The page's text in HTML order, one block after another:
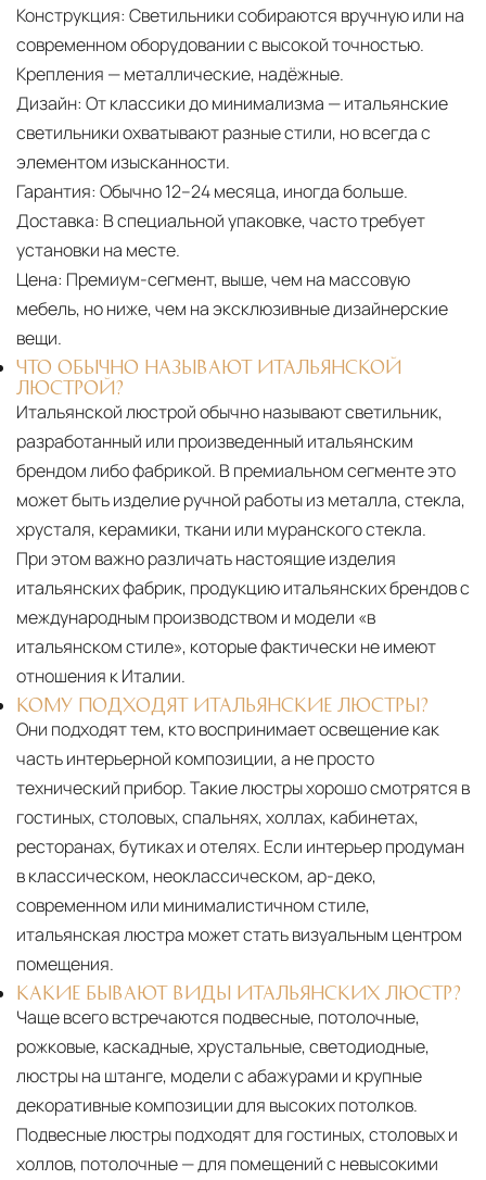
Конструкция: Светильники собираются вручную или на
современном оборудовании с высокой точностью.
Крепления — металлические, надёжные.
Дизайн: От классики до минимализма — итальянские
светильники охватывают разные стили, но всегда с
элементом изысканности.
Гарантия: Обычно 12–24 месяца, иногда больше.
Доставка: В специальной упаковке, часто требует
установки на месте.
Цена: Премиум-сегмент, выше, чем на массовую
мебель, но ниже, чем на эксклюзивные дизайнерские
вещи.
ЧТО ОБЫЧНО НАЗЫВАЮТ ИТАЛЬЯНСКОЙ
ЛЮСТРОЙ?
Итальянской люстрой обычно называют светильник,
разработанный или произведенный итальянским
брендом либо фабрикой. В премиальном сегменте это
может быть изделие ручной работы из металла, стекла,
хрусталя, керамики, ткани или муранского стекла.
При этом важно различать настоящие изделия
итальянских фабрик, продукцию итальянских брендов с
международным производством и модели «в
итальянском стиле», которые фактически не имеют
отношения к Италии.
КОМУ ПОДХОДЯТ ИТАЛЬЯНСКИЕ ЛЮСТРЫ?
Они подходят тем, кто воспринимает освещение как
часть интерьерной композиции, а не просто
технический прибор. Такие люстры хорошо смотрятся в
гостиных, столовых, спальнях, холлах, кабинетах,
ресторанах, бутиках и отелях. Если интерьер продуман
в классическом, неоклассическом, ар-деко,
современном или минималистичном стиле,
итальянская люстра может стать визуальным центром
помещения.
КАКИЕ БЫВАЮТ ВИДЫ ИТАЛЬЯНСКИХ ЛЮСТР?
Чаще всего встречаются подвесные, потолочные,
рожковые, каскадные, хрустальные, светодиодные,
люстры на штанге, модели с абажурами и крупные
декоративные композиции для высоких потолков.
Подвесные люстры подходят для гостиных, столовых и
холлов, потолочные — для помещений с невысокими